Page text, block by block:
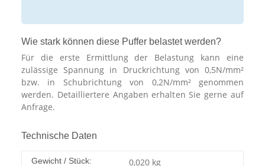
Wie stark können diese Puffer belastet werden?
Für die erste Ermittlung der Belastung kann eine
zulässige Spannung in Druckrichtung von 0,5N/mm²
bzw. in Schubrichtung von 0,2N/mm² genommen
werden. Detailliertere Angaben erhalten Sie gerne auf
Anfrage.
Technische Daten
Gewicht / Stück: 0,020 kg